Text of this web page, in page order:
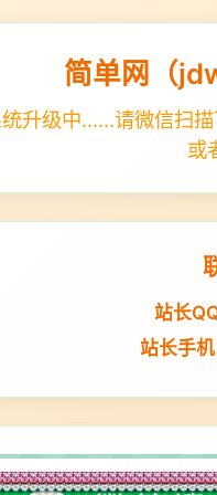
简单网（
升级中......请微信扫
或
站长QQ
站长手机